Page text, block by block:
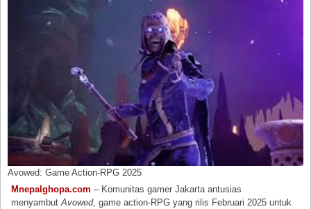
Avowed: Game Action-RPG 2025
Mnepalghopa.com – Komunitas gamer Jakarta antusias
menyambutAvowed, game action-RPG yang rilis Februari 2025 untuk